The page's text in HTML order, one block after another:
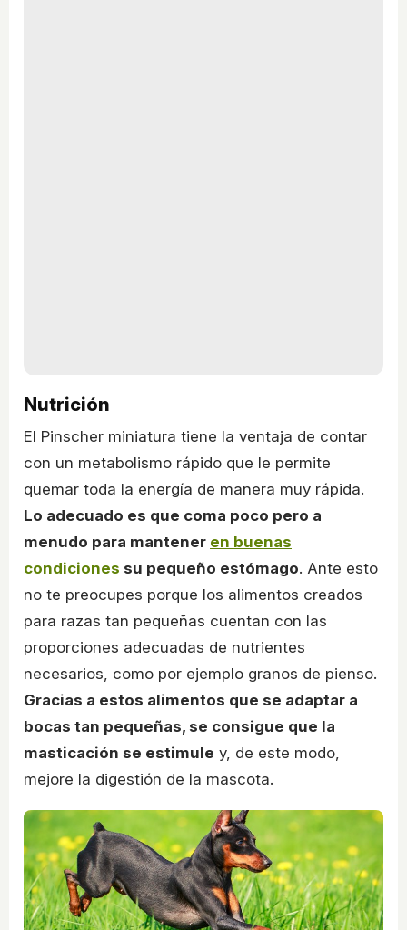
Nutrición
El Pinscher miniatura tiene la ventaja de contar
con un metabolismo rápido que le permite
quemar toda la energía de manera muy rápida.
Lo adecuado es que coma poco pero a
menudo para mantener en buenas
condiciones su pequeño estómago. Ante esto
no te preocupes porque los alimentos creados
para razas tan pequeñas cuentan con las
proporciones adecuadas de nutrientes
necesarios, como por ejemplo granos de pienso.
Gracias a estos alimentos que se adaptar a
bocas tan pequeñas, se consigue que la
masticación se estimule y, de este modo,
mejore la digestión de la mascota.